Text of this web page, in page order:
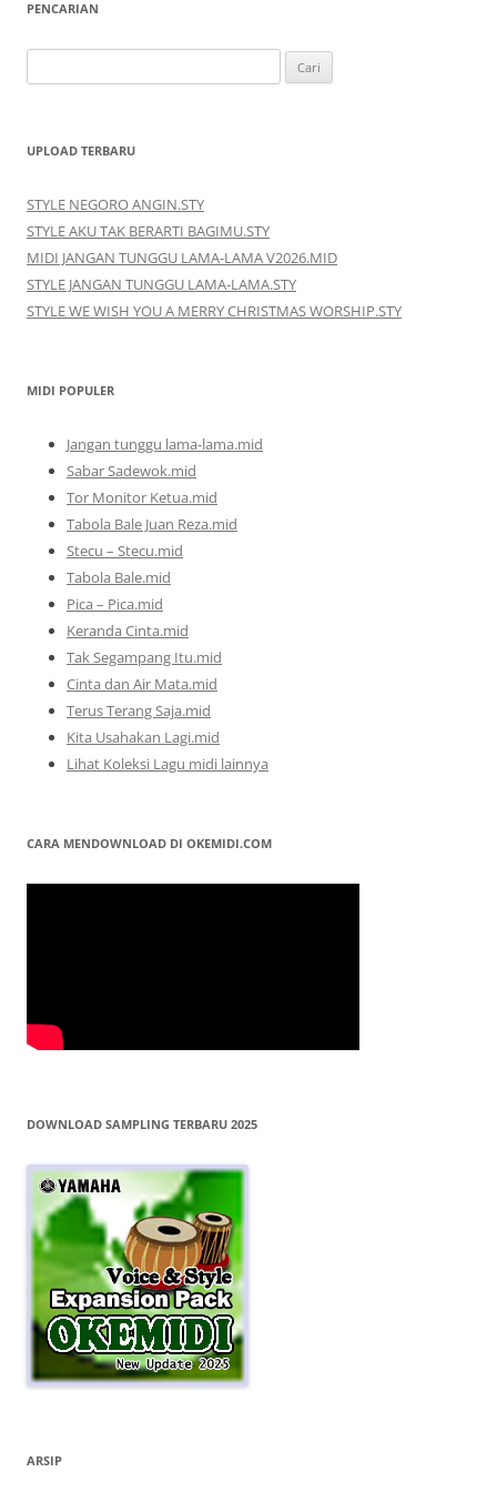
PENCARIAN
untuk:
UPLOAD TERBARU
STYLE NEGORO ANGIN.STY
STYLE AKU TAK BERARTI BAGIMU.STY
MIDI JANGAN TUNGGU LAMA-LAMA V2026.MID
STYLE JANGAN TUNGGU LAMA-LAMA.STY
STYLE WE WISH YOU A MERRY CHRISTMAS WORSHIP.STY
MIDI POPULER
Jangan tunggu lama-lama.mid
Sabar Sadewok.mid
Tor Monitor Ketua.mid
Tabola Bale Juan Reza.mid
Stecu – Stecu.mid
Tabola Bale.mid
Pica – Pica.mid
Keranda Cinta.mid
Tak Segampang Itu.mid
Cinta dan Air Mata.mid
Terus Terang Saja.mid
Kita Usahakan Lagi.mid
Lihat Koleksi Lagu midi lainnya
CARA MENDOWNLOAD DI OKEMIDI.COM
DOWNLOAD SAMPLING TERBARU 2025
ARSIP